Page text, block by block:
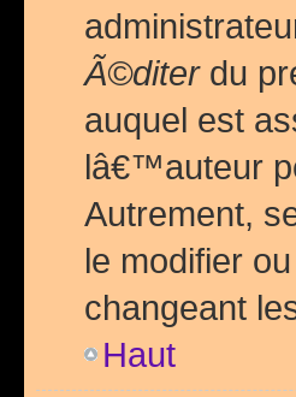
Ã©diterdu
auquel est
lâ€™auteur
Autrement,
le modifier
changeant
Haut